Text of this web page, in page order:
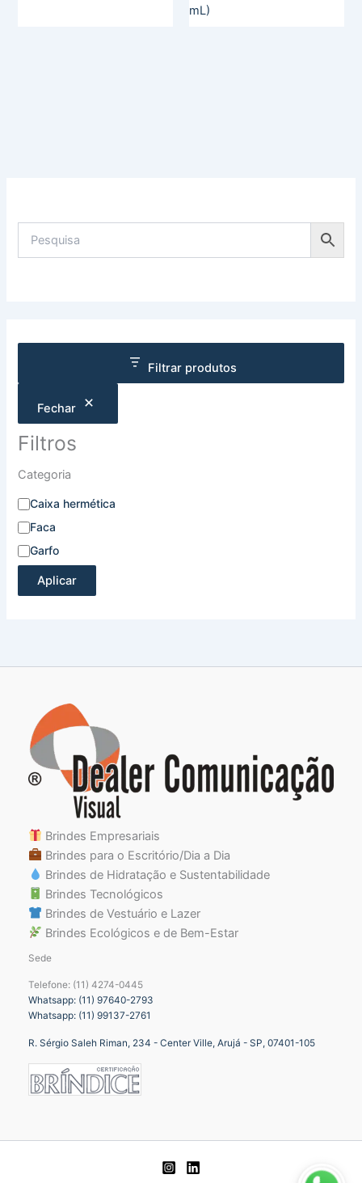
Filtrar produtos
Fechar
Filtros
Categoria
Caixa hermética
Faca
Garfo
Aplicar
mL)
Brindes Empresariais
Brindes para o Escritório/Dia a Dia
Brindes de Hidratação e Sustentabilidade
Brindes Tecnológicos
Brindes de Vestuário e Lazer
Brindes Ecológicos e de Bem-Estar
Sede
Telefone: (11) 4274-0445
Whatsapp: (11) 97640-2793
Whatsapp: (11) 99137-2761
R. Sérgio Saleh Riman, 234 - Center Ville, Arujá - SP, 07401-105